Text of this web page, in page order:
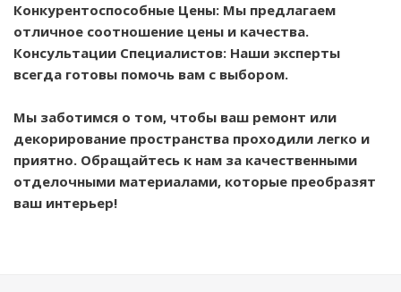
Конкурентоспособные Цены: Мы предлагаем
отличное соотношение цены и качества.
Консультации Специалистов: Наши эксперты
всегда готовы помочь вам с выбором.
Мы заботимся о том, чтобы ваш ремонт или
декорирование пространства проходили легко и
приятно. Обращайтесь к нам за качественными
отделочными материалами, которые преобразят
ваш интерьер!